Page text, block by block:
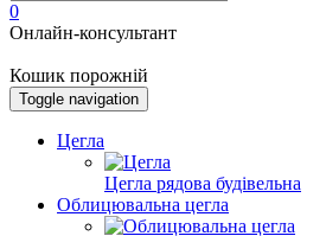
0
Онлайн-консультант
Кошик порожній
Toggle navigation
Цегла
Цегла рядова будівельна
Облицювальна цегла